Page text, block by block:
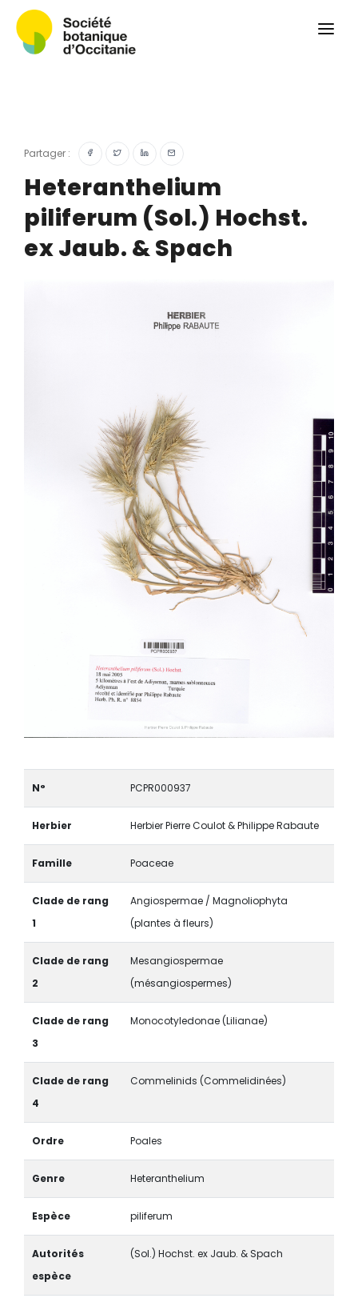
Herbier PCPR
Ressources
Actualités et calendrier
Partager :
Heteranthelium
piliferum (Sol.) Hochst.
ex Jaub. & Spach
N° PCPR000937
Herbier Herbier Pierre Coulot & Philippe Rabaute
Famille Poaceae
Clade de rang
1
Angiospermae / Magnoliophyta
(plantes à fleurs)
Clade de rang
2
Mesangiospermae
(mésangiospermes)
Clade de rang
3
Monocotyledonae (Lilianae)
Clade de rang
4
Commelinids (Commelidinées)
Ordre Poales
Genre Heteranthelium
Espèce piliferum
Autorités
espèce
(Sol.) Hochst. ex Jaub. & Spach